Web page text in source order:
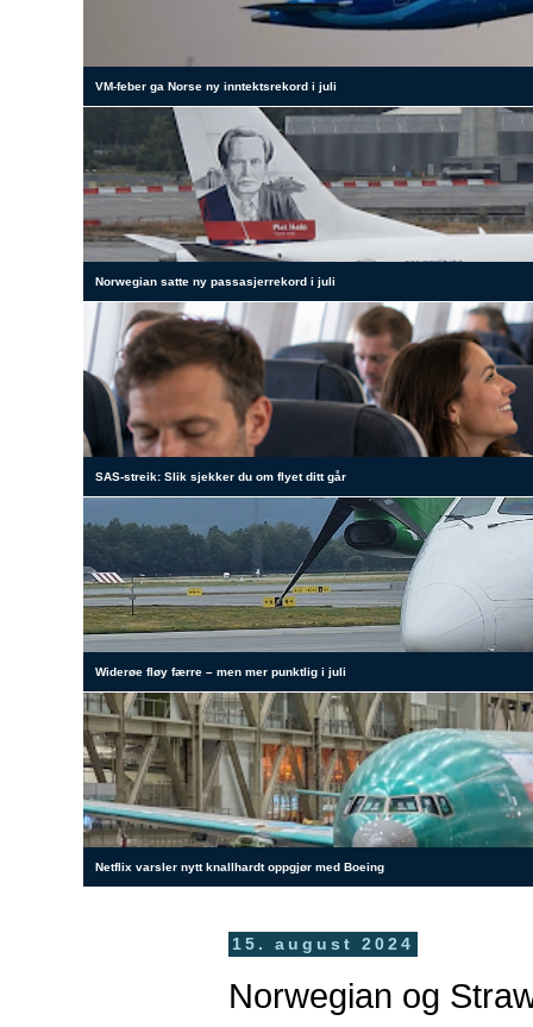
VM-feber ga Norse ny inntektsrekord i juli
Norwegian satte ny passasjerrekord i juli
SAS-streik: Slik sjekker du om flyet ditt går
Widerøe fløy færre – men mer punktlig i juli
Netflix varsler nytt knallhardt oppgjør med Boeing
15. august 2024
Norwegian og